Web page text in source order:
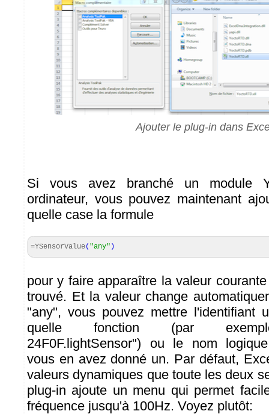
Ajouter le plug-in dans
Si vous avez branché un module
ordinateur, vous pouvez maintenant
quelle case la formule
=YSensorValue( "any" )
pour y faire apparaître la valeur
trouvé. Et la valeur change
"any", vous pouvez mettre l'identifiant
quelle fonction (par
24F0F.lightSensor") ou le nom
vous en avez donné un. Par défaut,
valeurs dynamiques que toute les deux
plug-in ajoute un menu qui permet
fréquence jusqu'à 100Hz. Voyez plutôt: